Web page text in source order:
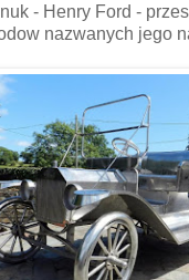
- Henry Ford -
nazwanych jego